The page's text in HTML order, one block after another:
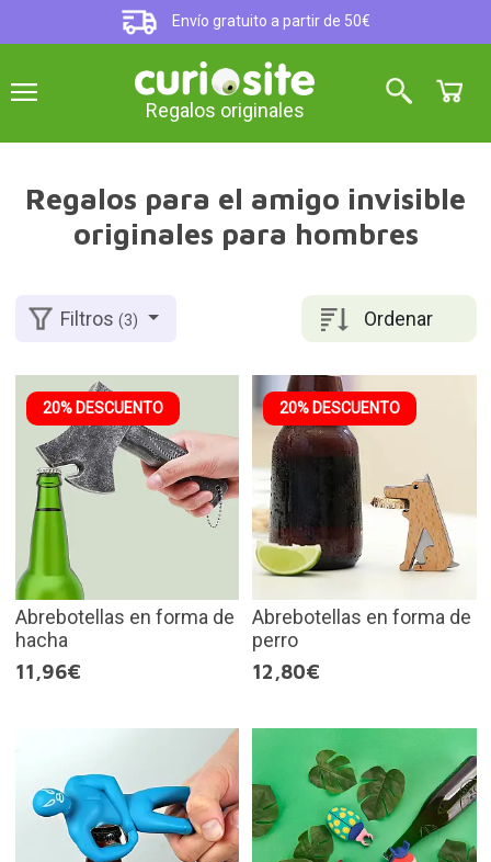
Envío gratuito a partir de 50€
Regalos originales
Regalos para el amigo invisible
originales para hombres
Ordenar
Filtros(3)
20% DESCUENTO
Abrebotellas en forma de
hacha
11,96€
20% DESCUENTO
Abrebotellas en forma de
perro
12,80€